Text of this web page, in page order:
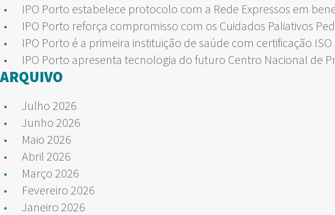
IPO Porto estabelece protocolo com a Rede Expressos em
IPO Porto reforça compromisso com os Cuidados Paliativos
IPO Porto é a primeira instituição de saúde com certificação ISO
IPO Porto apresenta tecnologia do futuro Centro Nacional de
ARQUIVO
Julho 2026
Junho 2026
Maio 2026
Abril 2026
Março 2026
Fevereiro 2026
Janeiro 2026